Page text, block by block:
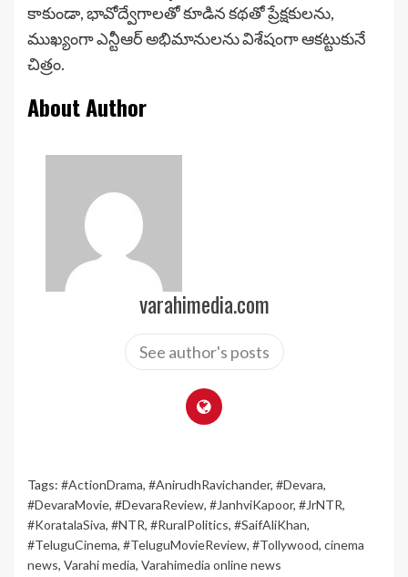
కాకుండా, భావోద్వేగాలతో కూడిన కథతో ప్రేక్షకులను,
ముఖ్యంగా ఎన్టీఆర్ అభిమానులను విశేషంగా ఆకట్టుకునే
చిత్రం.
About Author
varahimedia.com
See author's posts
Tags: #ActionDrama, #AnirudhRavichander, #Devara,
#DevaraMovie, #DevaraReview, #JanhviKapoor, #JrNTR,
#KoratalaSiva, #NTR, #RuralPolitics, #SaifAliKhan,
#TeluguCinema, #TeluguMovieReview, #Tollywood, cinema
news, Varahi media, Varahimedia online news